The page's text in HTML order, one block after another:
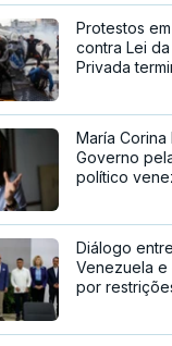
Protestos
contra Lei
Privada
María
Governo
político
Diálogo
Venezuela
por